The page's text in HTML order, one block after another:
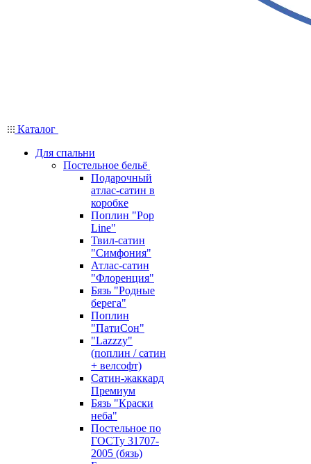
Каталог
Для спальни
Постельное бельё
Подарочный
атлас-сатин в
коробке
Поплин "Pop
Line"
Твил-сатин
"Симфония"
Атлас-сатин
"Флоренция"
Бязь "Родные
берега"
Поплин
"ПатиСон"
"Lazzzy"
(поплин / сатин
+ велсофт)
Сатин-жаккард
Премиум
Бязь "Краски
неба"
Постельное по
ГОСТу 31707-
2005 (бязь)